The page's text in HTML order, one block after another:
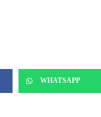
WHATSAPP